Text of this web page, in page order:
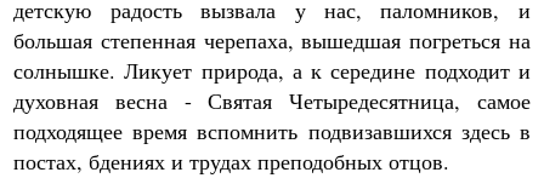
детскую радость вызвала у нас, паломников, и
большая степенная черепаха, вышедшая погреться на
солнышке. Ликует природа, а к середине подходит и
духовная весна - Святая Четыредесятница, самое
подходящее время вспомнить подвизавшихся здесь в
постах, бдениях и трудах преподобных отцов.